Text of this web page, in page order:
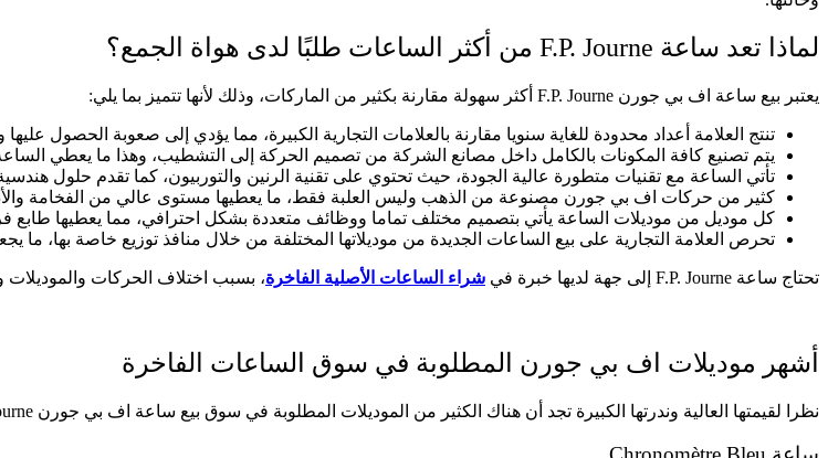
لماذا تعد ساعة F.P. Journe من أكثر الساعات طلبًا لدى هواة الجمع؟
يعتبر بيع ساعة اف بي جورن F.P. Journe أكثر سهولة مقارنة بكثير من الماركات، وذلك لأنها تتميز بما يلي:
تنتج العلامة أعداد محدودة للغاية سنويا مقارنة بالعلامات التجارية الكبيرة، مما يؤدي إلى صعوبة الحصول
يتم تصنيع كافة المكونات بالكامل داخل مصانع الشركة من تصميم الحركة إلى التشطيب، وهذا ما يعطي الساعة
تأتي الساعة مع تقنيات متطورة عالية الجودة، حيث تحتوي على تقنية الرنين والتوربيون، كما تقدم حلول
كثير من حركات اف بي جورن مصنوعة من الذهب وليس العلبة فقط، ما يعطيها مستوى عالي من الفخامة
كل موديل من موديلات الساعة يأتي بتصميم مختلف تماما ووظائف متعددة بشكل احترافي، مما يعطيها طابع
تحرص العلامة التجارية على بيع الساعات الجديدة من موديلاتها المختلفة من خلال منافذ توزيع خاصة بها، ما
تحتاج ساعة F.P. Journe إلى جهة لديها خبرة في شراء الساعات الأصلية الفاخرة، بسبب اختلاف الحركات والموديلات
أشهر موديلات اف بي جورن المطلوبة في سوق الساعات الفاخرة
نظرا لقيمتها العالية وندرتها الكبيرة تجد أن هناك الكثير من الموديلات المطلوبة في سوق بيع ساعة اف بي جورن F.P. Journe، ومن أشهر هذه الموديلات ما يلي: